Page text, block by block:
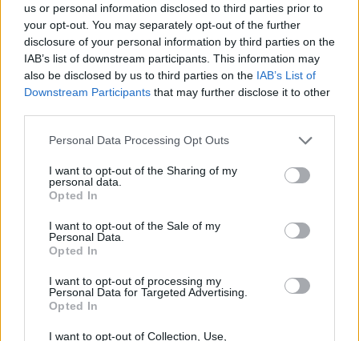
us or personal information disclosed to third parties prior to
your opt-out. You may separately opt-out of the further
disclosure of your personal information by third parties on the
IAB’s list of downstream participants. This information may
also be disclosed by us to third parties on the IAB’s List of
Downstream Participants that may further disclose it to other
Personal Data Processing Opt Outs
I want to opt-out of the Sharing of my
personal data.
Opted In
I want to opt-out of the Sale of my
Personal Data.
Opted In
I want to opt-out of processing my
Personal Data for Targeted Advertising.
Opted In
I want to opt-out of Collection, Use,
Σχετικά Άρθρα